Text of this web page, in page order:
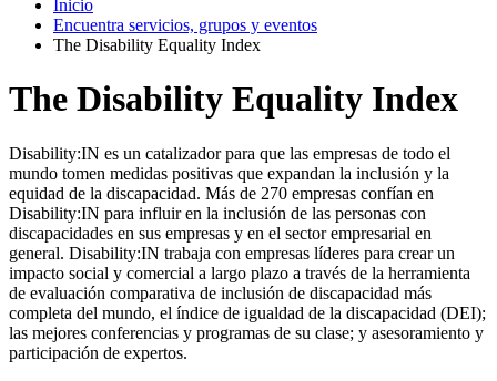
Inicio
Encuentra servicios, grupos y eventos
The Disability Equality Index
The Disability Equality Index
Disability:IN es un catalizador para que las empresas de todo el
mundo tomen medidas positivas que expandan la inclusión y la
equidad de la discapacidad. Más de 270 empresas confían en
Disability:IN para influir en la inclusión de las personas con
discapacidades en sus empresas y en el sector empresarial en
general. Disability:IN trabaja con empresas líderes para crear un
impacto social y comercial a largo plazo a través de la herramienta
de evaluación comparativa de inclusión de discapacidad más
completa del mundo, el índice de igualdad de la discapacidad (DEI);
las mejores conferencias y programas de su clase; y asesoramiento y
participación de expertos.